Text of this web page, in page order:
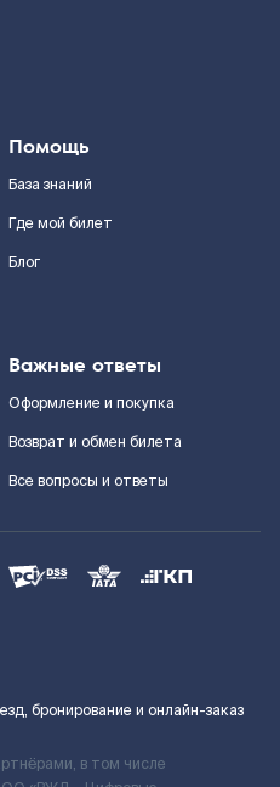
Помощь
База знаний
Где мой билет
Блог
Важные ответы
Оформление и покупка
Возврат и обмен билета
Все вопросы и ответы
бронирование и онлайн-заказ
в том числе